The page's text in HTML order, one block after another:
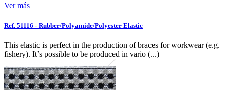
Ver más
Ref. 51116 - Rubber/Polyamide/Polyester Elastic
This elastic is perfect in the production of braces for workwear (e.g.
fishery). It’s possible to be produced in vario (...)